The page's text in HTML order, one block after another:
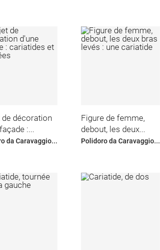
de décoration
:...
da Caravaggio...
Figure de femme,
debout, les deux...
Polidoro da Caravaggio...